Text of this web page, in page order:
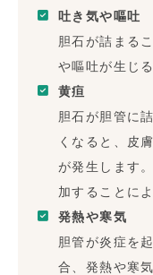
吐き気や嘔吐
胆石が詰まる
や嘔吐が生じ
黄疸
胆石が胆管に
くなると、皮
が発生します
加することに
発熱や寒気
胆管が炎症を
合、発熱や寒